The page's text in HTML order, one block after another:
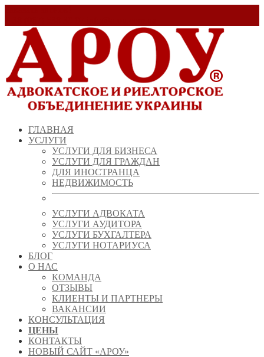
ГЛАВНАЯ
УСЛУГИ
УСЛУГИ ДЛЯ БИЗНЕСА
УСЛУГИ ДЛЯ ГРАЖДАН
ДЛЯ ИНОСТРАНЦА
НЕДВИЖИМОСТЬ
УСЛУГИ АДВОКАТА
УСЛУГИ АУДИТОРА
УСЛУГИ БУХГАЛТЕРА
УСЛУГИ НОТАРИУСА
БЛОГ
О НАС
КОМАНДА
ОТЗЫВЫ
КЛИЕНТЫ И ПАРТНЕРЫ
ВАКАНСИИ
КОНСУЛЬТАЦИЯ
ЦЕНЫ
КОНТАКТЫ
НОВЫЙ САЙТ «АРОУ»